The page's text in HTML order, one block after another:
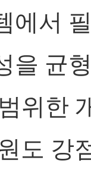
에서
을 균
위한
도 강